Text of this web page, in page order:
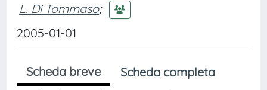
L. Di Tommaso;
2005-01-01
Scheda breve
Scheda completa